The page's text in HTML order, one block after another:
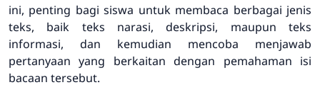
ini, penting bagi siswa untuk membaca berbagai jenis
teks, baik teks narasi, deskripsi, maupun teks
informasi, dan kemudian mencoba menjawab
pertanyaan yang berkaitan dengan pemahaman isi
bacaan tersebut.